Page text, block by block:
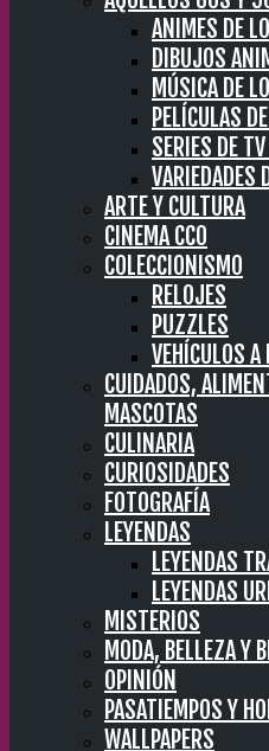
ANIMES DE
DIBUJOS
MÚSICA DE
PELÍCULAS
SERIES DE
VARIEDADES
ARTE Y CULTURA
CINEMA CC0
COLECCIONISMO
RELOJES
PUZZLES
VEHÍCULOS A
CUIDADOS,
MASCOTAS
CULINARIA
CURIOSIDADES
FOTOGRAFÍA
LEYENDAS
LEYENDAS
LEYENDAS
MISTERIOS
MODA, BELLEZA Y
OPINIÓN
PASATIEMPOS Y
WALLPAPERS